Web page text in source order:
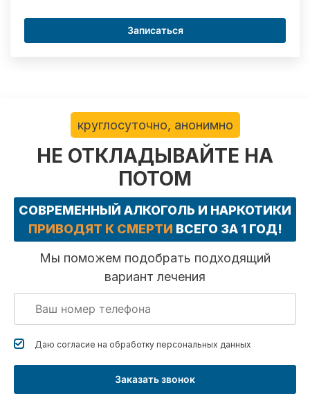
Записаться
круглосуточно, анонимно
НЕ ОТКЛАДЫВАЙТЕ НА
ПОТОМ
СОВРЕМЕННЫЙ АЛКОГОЛЬ И НАРКОТИКИ
ПРИВОДЯТ К СМЕРТИ ВСЕГО ЗА 1 ГОД!
Мы поможем подобрать подходящий
вариант лечения
Даю согласие на обработку персональных данных
Заказать звонок